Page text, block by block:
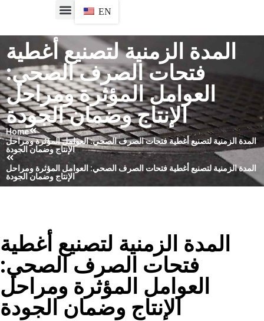
EN
المدة الزمنية لتصنيع أغطية
فتحات الصرف الصحي:
العوامل المؤثرة ومراحل
الإنتاج وضمان الجودة
Home
المدة الزمنية لتصنيع أغطية فتحات الصرف الصحي: العوامل المؤثرة ومراحل
الإنتاج وضمان الجودة
المدة الزمنية لتصنيع أغطية فتحات الصرف الصحي: العوامل المؤثرة ومراحل
الإنتاج وضمان الجودة
المدة الزمنية لتصنيع أغطية
فتحات الصرف الصحي:
العوامل المؤثرة ومراحل
الإنتاج وضمان الجودة